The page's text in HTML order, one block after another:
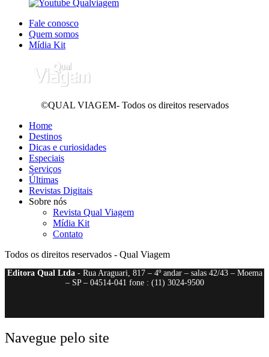
Fale conosco
Quem somos
Mídia Kit
©QUAL VIAGEM- Todos os direitos reservados
Home
Destinos
Dicas e curiosidades
Especiais
Serviços
Últimas
Revistas Digitais
Sobre nós
Revista Qual Viagem
Mídia Kit
Contato
Todos os direitos reservados - Qual Viagem
Editora Qual Ltda- Rua Araguari, 817 – 4º andar – salas 42/43 – Moema
– SP – 04514-041 fone : (11) 3024-9500
Navegue pelo site